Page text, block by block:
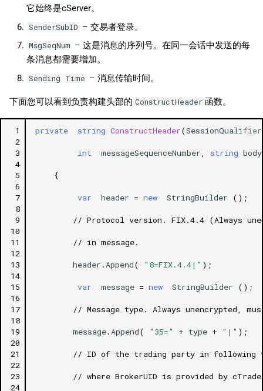
它始终是cServer。
SenderSubID – 交易者登录。
MsgSeqNum – 这是消息的序列号。在同一会话中发送的每
条消息都需要增加。
Sending Time – 消息传输时间。
下面您可以看到负责构建头部的 ConstructHeader 函数。
1
2
3
4
5
6
7
8
9
10
11
12
13
14
15
16
17
18
19
20
21
22
23
24
private string ConstructHeader(SessionQualifier
int messageSequenceNumber, string
{
var header = new StringBuilder ();
// Protocol version. FIX.4.4 (Always
// in message.
header .Append( "8=FIX.4.4|" );
var message = new StringBuilder ();
// Message type. Always unencrypted,
message.Append( "35=" + type + "|" );
// ID of the trading party in following
// where BrokerUID is provided by